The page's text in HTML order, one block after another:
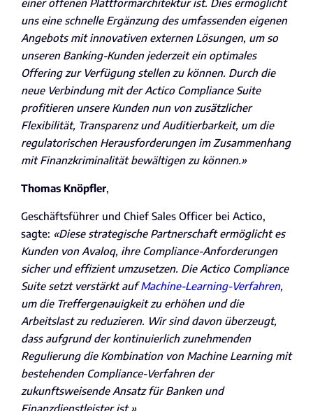
einer offenen Plattformarchitektur ist. Dies ermöglicht
uns eine schnelle Ergänzung des umfassenden eigenen
Angebots mit innovativen externen Lösungen, um so
unseren Banking-Kunden jederzeit ein optimales
Offering zur Verfügung stellen zu können. Durch die
neue Verbindung mit der Actico Compliance Suite
profitieren unsere Kunden nun von zusätzlicher
Flexibilität, Transparenz und Auditierbarkeit, um die
regulatorischen Herausforderungen im Zusammenhang
mit Finanzkriminalität bewältigen zu können.»
Thomas Knöpfler,
Geschäftsführer und Chief Sales Officer bei Actico,
sagte: «Diese strategische Partnerschaft ermöglicht es
Kunden von Avaloq, ihre Compliance-Anforderungen
sicher und effizient umzusetzen. Die Actico Compliance
Suite setzt verstärkt aufMachine-Learning-Verfahren,
um die Treffergenauigkeit zu erhöhen und die
Arbeitslast zu reduzieren. Wir sind davon überzeugt,
dass aufgrund der kontinuierlich zunehmenden
Regulierung die Kombination von Machine Learning mit
bestehenden Compliance-Verfahren der
zukunftsweisende Ansatz für Banken und